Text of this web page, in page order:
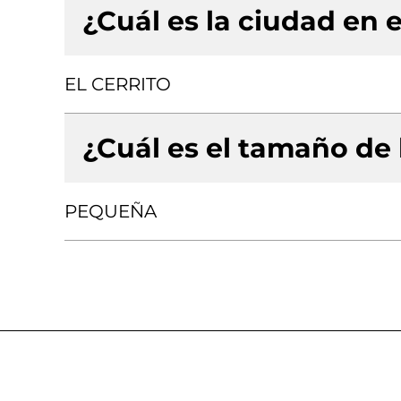
¿Cuál es la ciudad en
EL CERRITO
¿Cuál es el tamaño
PEQUEÑA